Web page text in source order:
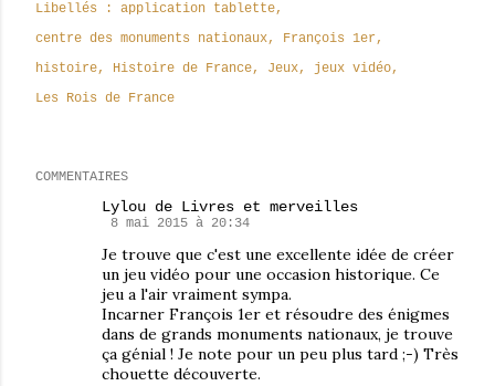
Libellés :
application tablette
centre des monuments nationaux
François 1er
histoire
Histoire de France Jeux
jeux vidéo
Les Rois de France
COMMENTAIRES
Lylou de Livres et merveilles
8 mai 2015 à 20:34
Je trouve que c'est une excellente idée de créer
un jeu vidéo pour une occasion historique. Ce
jeu a l'air vraiment sympa.
Incarner François 1er et résoudre des énigmes
dans de grands monuments nationaux, je trouve
ça génial ! Je note pour un peu plus tard ;-) Très
chouette découverte.